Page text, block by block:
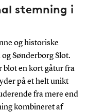
stemning i
og historiske
Sønderborg Slot.
blot en kort gåtur fra
på et helt unikt
fra mere end
kombineret af